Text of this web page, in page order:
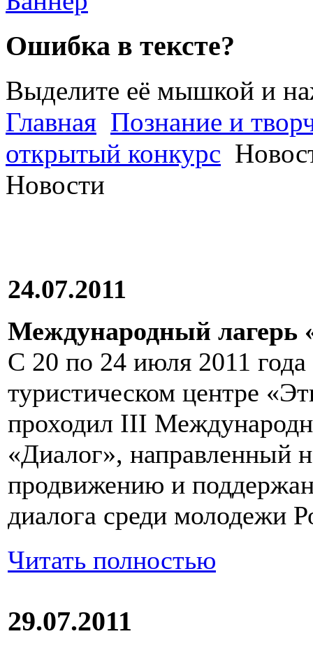
Ошибка в тексте?
Выделите её мышкой и
Главная Познание и
открытый конкурс
Новости
24.07.2011
Международный лагерь
С 20 по 24 июля 2011 года
туристическом центре
проходил III
«Диалог», направленный
продвижению и
диалога среди молодежи
Читать полностью
29.07.2011